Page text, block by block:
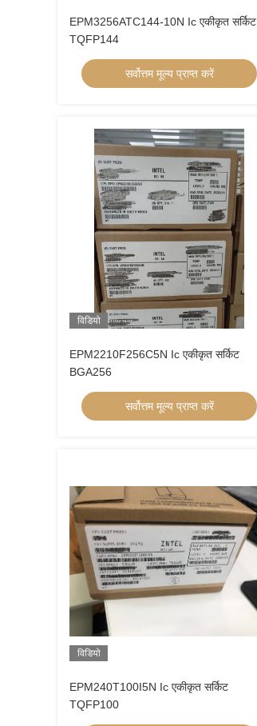
EPM3256ATC144-10N Ic एकीकृत सर्किट
TQFP144
सर्वोत्तम मूल्य प्राप्त करें
विडियो
EPM2210F256C5N Ic एकीकृत सर्किट
BGA256
सर्वोत्तम मूल्य प्राप्त करें
विडियो
EPM240T100I5N Ic एकीकृत सर्किट
TQFP100